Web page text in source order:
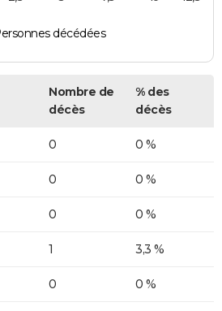
décédées
Nombre de
décès
% des
décès
0 0 %
0 0 %
0 0 %
1 3,3 %
0 0 %